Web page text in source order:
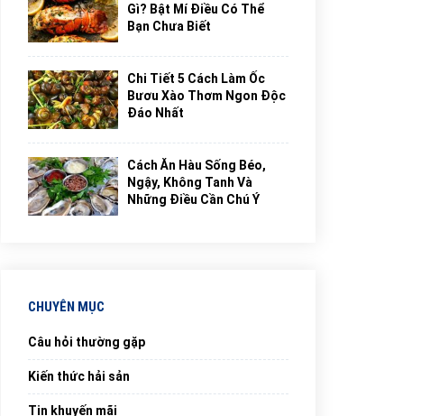
Gì? Bật Mí Điều Có Thể
Bạn Chưa Biết
Chi Tiết 5 Cách Làm Ốc
Bươu Xào Thơm Ngon Độc
Đáo Nhất
Cách Ăn Hàu Sống Béo,
Ngậy, Không Tanh Và
Những Điều Cần Chú Ý
CHUYÊN MỤC
Câu hỏi thường gặp
Kiến thức hải sản
Tin khuyến mãi